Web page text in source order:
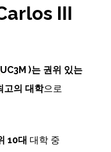
III
UC3M )는 권위 있는
고의 대학으로
10대 대학 중